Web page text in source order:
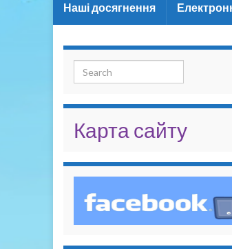
Наші досягнення
Search for:
Карта сайту